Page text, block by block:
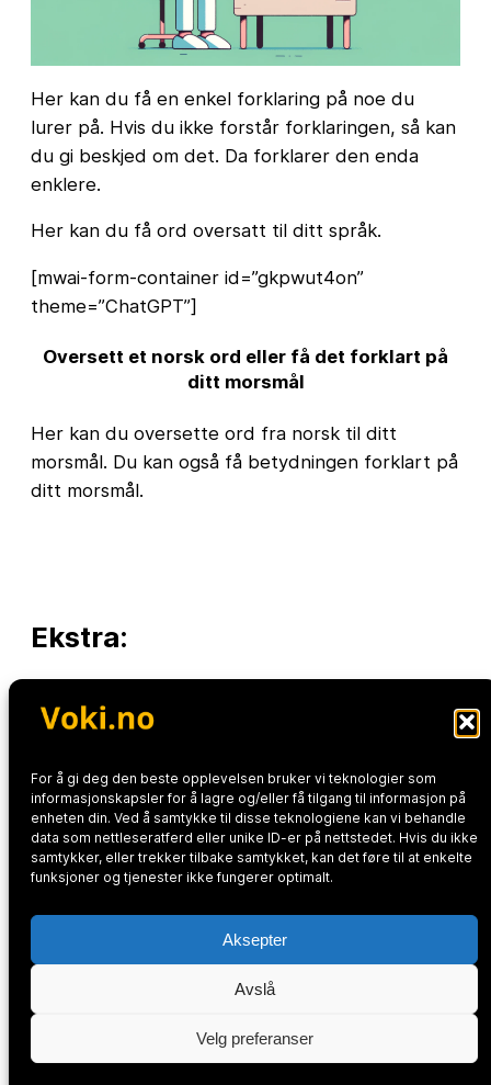
For å gi deg den beste opplevelsen bruker vi teknologier som
informasjonskapsler for å lagre og/eller få tilgang til informasjon på
enheten din. Ved å samtykke til disse teknologiene kan vi behandle
data som nettleseratferd eller unike ID-er på nettstedet. Hvis du ikke
samtykker, eller trekker tilbake samtykket, kan det føre til at enkelte
funksjoner og tjenester ikke fungerer optimalt.
Aksepter
Avslå
Velg preferanser
Her kan du få en enkel forklaring på noe du
lurer på. Hvis du ikke forstår forklaringen, så kan
du gi beskjed om det. Da forklarer den enda
enklere.
Her kan du få ord oversatt til ditt språk.
[mwai-form-container id=”gkpwut4on”
theme=”ChatGPT”]
Oversett et norsk ord eller få det forklart på
ditt morsmål
Her kan du oversette ord fra norsk til ditt
morsmål. Du kan også få betydningen forklart på
ditt morsmål.
Ekstra:
språkbotene på siden.
Botene på denne siden kan du finne her:
Samtalemaskinenog Robotpedagogen:
forsiden av Voki.no
Generere jobbsøknad,jobbintervjuet